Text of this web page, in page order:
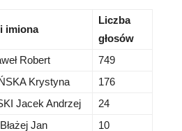
imiona
Liczba
głosów
Robert
749
Krystyna
176
Jacek Andrzej
24
Jan 10